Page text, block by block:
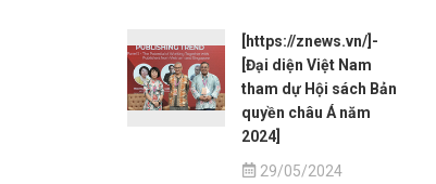
[https://znews.vn/]-
[Đại diện Việt Nam
tham dự Hội sách Bản
quyền châu Á năm
2024]
29/05/2024